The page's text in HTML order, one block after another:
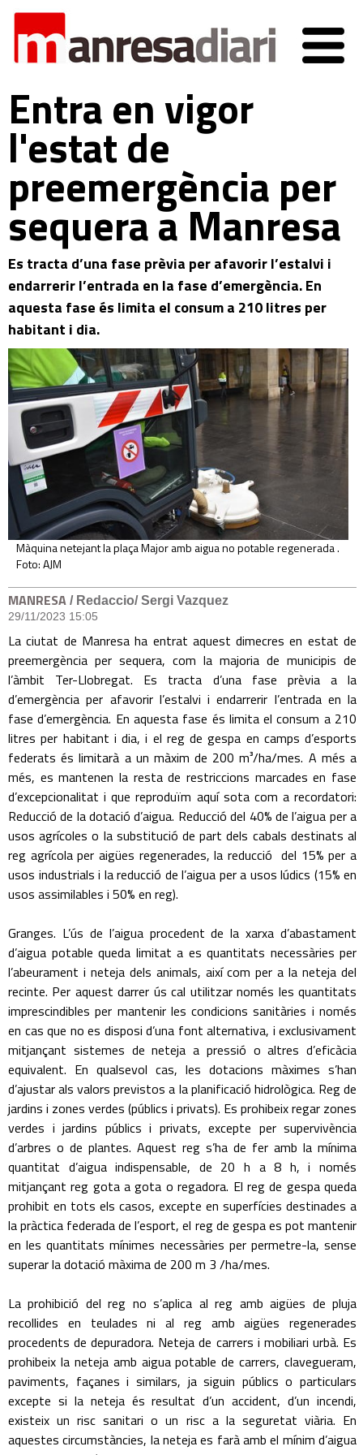
Entra en vigor
l'estat de
preemergència per
sequera a Manresa
Es tracta d’una fase prèvia per afavorir l’estalvi i
endarrerir l’entrada en la fase d’emergència. En
aquesta fase és limita el consum a 210 litres per
habitant i dia.
Màquina netejant la plaça Major amb aigua no potable regenerada .
Foto: AJM
MANRESA / Redaccio/ Sergi Vazquez
29/11/2023 15:05
La ciutat de Manresa ha entrat aquest dimecres en estat de
preemergència per sequera, com la majoria de municipis de
l’àmbit Ter-Llobregat. Es tracta d’una fase prèvia a la
d’emergència per afavorir l’estalvi i endarrerir l’entrada en la
fase d’emergència. En aquesta fase és limita el consum a 210
litres per habitant i dia, i el reg de gespa en camps d’esports
federats és limitarà a un màxim de 200 m³/ha/mes. A més a
més, es mantenen la resta de restriccions marcades en fase
d’excepcionalitat i que reproduïm aquí sota com a recordatori:
Reducció de la dotació d’aigua. Reducció del 40% de l’aigua per a
usos agrícoles o la substitució de part dels cabals destinats al
reg agrícola per aigües regenerades, la reducció del 15% per a
usos industrials i la reducció de l’aigua per a usos lúdics (15% en
usos assimilables i 50% en reg).
Granges. L’ús de l’aigua procedent de la xarxa d’abastament
d’aigua potable queda limitat a es quantitats necessàries per
l’abeurament i neteja dels animals, així com per a la neteja del
recinte. Per aquest darrer ús cal utilitzar només les quantitats
imprescindibles per mantenir les condicions sanitàries i només
en cas que no es disposi d’una font alternativa, i exclusivament
mitjançant sistemes de neteja a pressió o altres d’eficàcia
equivalent. En qualsevol cas, les dotacions màximes s’han
d’ajustar als valors previstos a la planificació hidrològica. Reg de
jardins i zones verdes (públics i privats). Es prohibeix regar zones
verdes i jardins públics i privats, excepte per supervivència
d’arbres o de plantes. Aquest reg s’ha de fer amb la mínima
quantitat d’aigua indispensable, de 20 h a 8 h, i només
mitjançant reg gota a gota o regadora. El reg de gespa queda
prohibit en tots els casos, excepte en superfícies destinades a
la pràctica federada de l’esport, el reg de gespa es pot mantenir
en les quantitats mínimes necessàries per permetre-la, sense
superar la dotació màxima de 200 m 3 /ha/mes.
La prohibició del reg no s’aplica al reg amb aigües de pluja
recollides en teulades ni al reg amb aigües regenerades
procedents de depuradora. Neteja de carrers i mobiliari urbà. Es
prohibeix la neteja amb aigua potable de carrers, clavegueram,
paviments, façanes i similars, ja siguin públics o particulars
excepte si la neteja és resultat d’un accident, d’un incendi,
existeix un risc sanitari o un risc a la seguretat viària. En
aquestes circumstàncies, la neteja es farà amb el mínim d’aigua